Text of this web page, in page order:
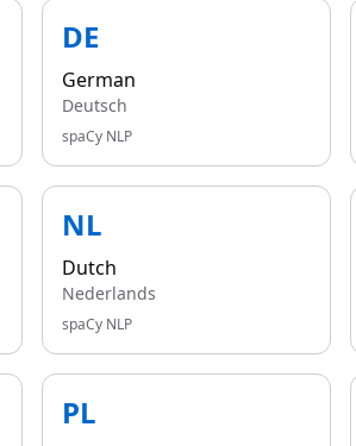
DE
German
Deutsch
spaCy NLP
NL
Dutch
Nederlands
spaCy NLP
PL